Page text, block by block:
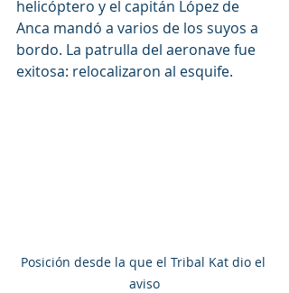
helicóptero y el capitán López de
Anca mandó a varios de los suyos a
bordo. La patrulla del aeronave fue
exitosa: relocalizaron al esquife.
Posición desde la que el Tribal Kat dio el
aviso